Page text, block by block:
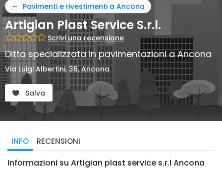
Pavimenti e rivestimenti a Ancona
Artigian Plast Service S.r.l.
Scrivi una recensione
Ditta specializzata in pavimentazioni a Ancona
Via Luigi Albertini, 36, Ancona
Salva
INFO RECENSIONI
Informazioni su Artigian plast service s.r.l Ancona